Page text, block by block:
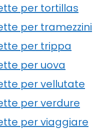
per tortillas
per tramezzini
per trippa
per uova
per vellutate
per verdure
per viaggiare